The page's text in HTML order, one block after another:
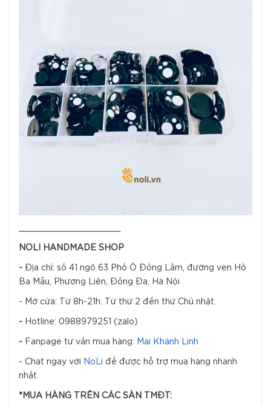
NOLI HANDMADE SHOP
- Địa chỉ: số 41 ngõ 63 Phố Ô Đồng Lầm, đường ven Hồ
Ba Mẫu, Phương Liên, Đống Đa, Hà Nội
- Mở cửa: Từ 8h-21h. Từ thứ 2 đến thứ Chủ nhật.
- Hotline: 0988979251 (zalo)
- Fanpage tư vấn mua hàng: Mai Khánh Linh
- Chat ngay với NoLi để được hỗ trợ mua hàng nhanh
nhất.
*MUA HÀNG TRÊN CÁC SÀN TMĐT: